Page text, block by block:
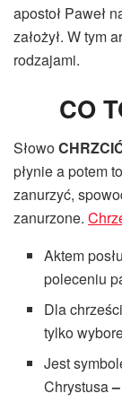
apostoł Paweł
założył. W tym
rodzajami.
CO
Słowo
płynie a potem
zanurzyć,
zanurzone.
Aktem
poleceniu
Dla
tylko
Jest
Chrystusa